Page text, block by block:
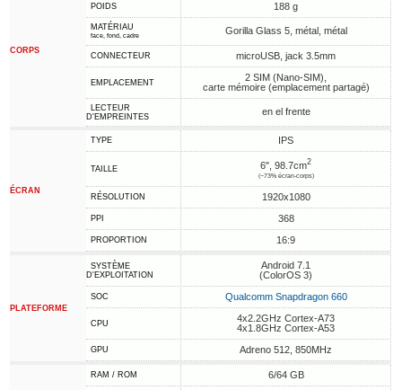
CORPS
POIDS 188 g
MATÉRIAU
face, fond, cadre Gorilla Glass 5, métal, métal
CONNECTEUR microUSB, jack 3.5mm
EMPLACEMENT
2 SIM (Nano-SIM),
carte mémoire (emplacement partagé)
LECTEUR
D'EMPREINTES
en el frente
ÉCRAN
TYPE IPS
TAILLE 6", 98.7cm2
(~73% écran-corps)
RÉSOLUTION 1920x1080
PPI 368
PROPORTION 16:9
PLATEFORME
SYSTÈME
D'EXPLOITATION
Android 7.1
(ColorOS 3)
SOC Qualcomm Snapdragon 660
CPU
4x2.2GHz Cortex-A73
4x1.8GHz Cortex-A53
GPU Adreno 512, 850MHz
RAM / ROM 6/64 GB